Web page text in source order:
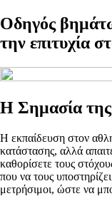
Οδηγός
την επιτυχία
Η Σημασία
Η εκπαίδευση στον
κατάστασης, αλλά
καθορίσετε τους
που να τους
μετρήσιμοι, ώστε να